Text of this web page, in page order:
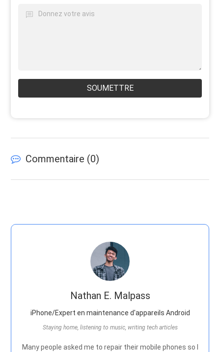
SOUMETTRE
Commentaire (0)
Nathan E. Malpass
iPhone/Expert en maintenance d'appareils Android
Staying home, listening to music, writing tech articles
Many people asked me to repair their mobile phones so I